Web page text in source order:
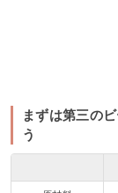
まずは第三の
う